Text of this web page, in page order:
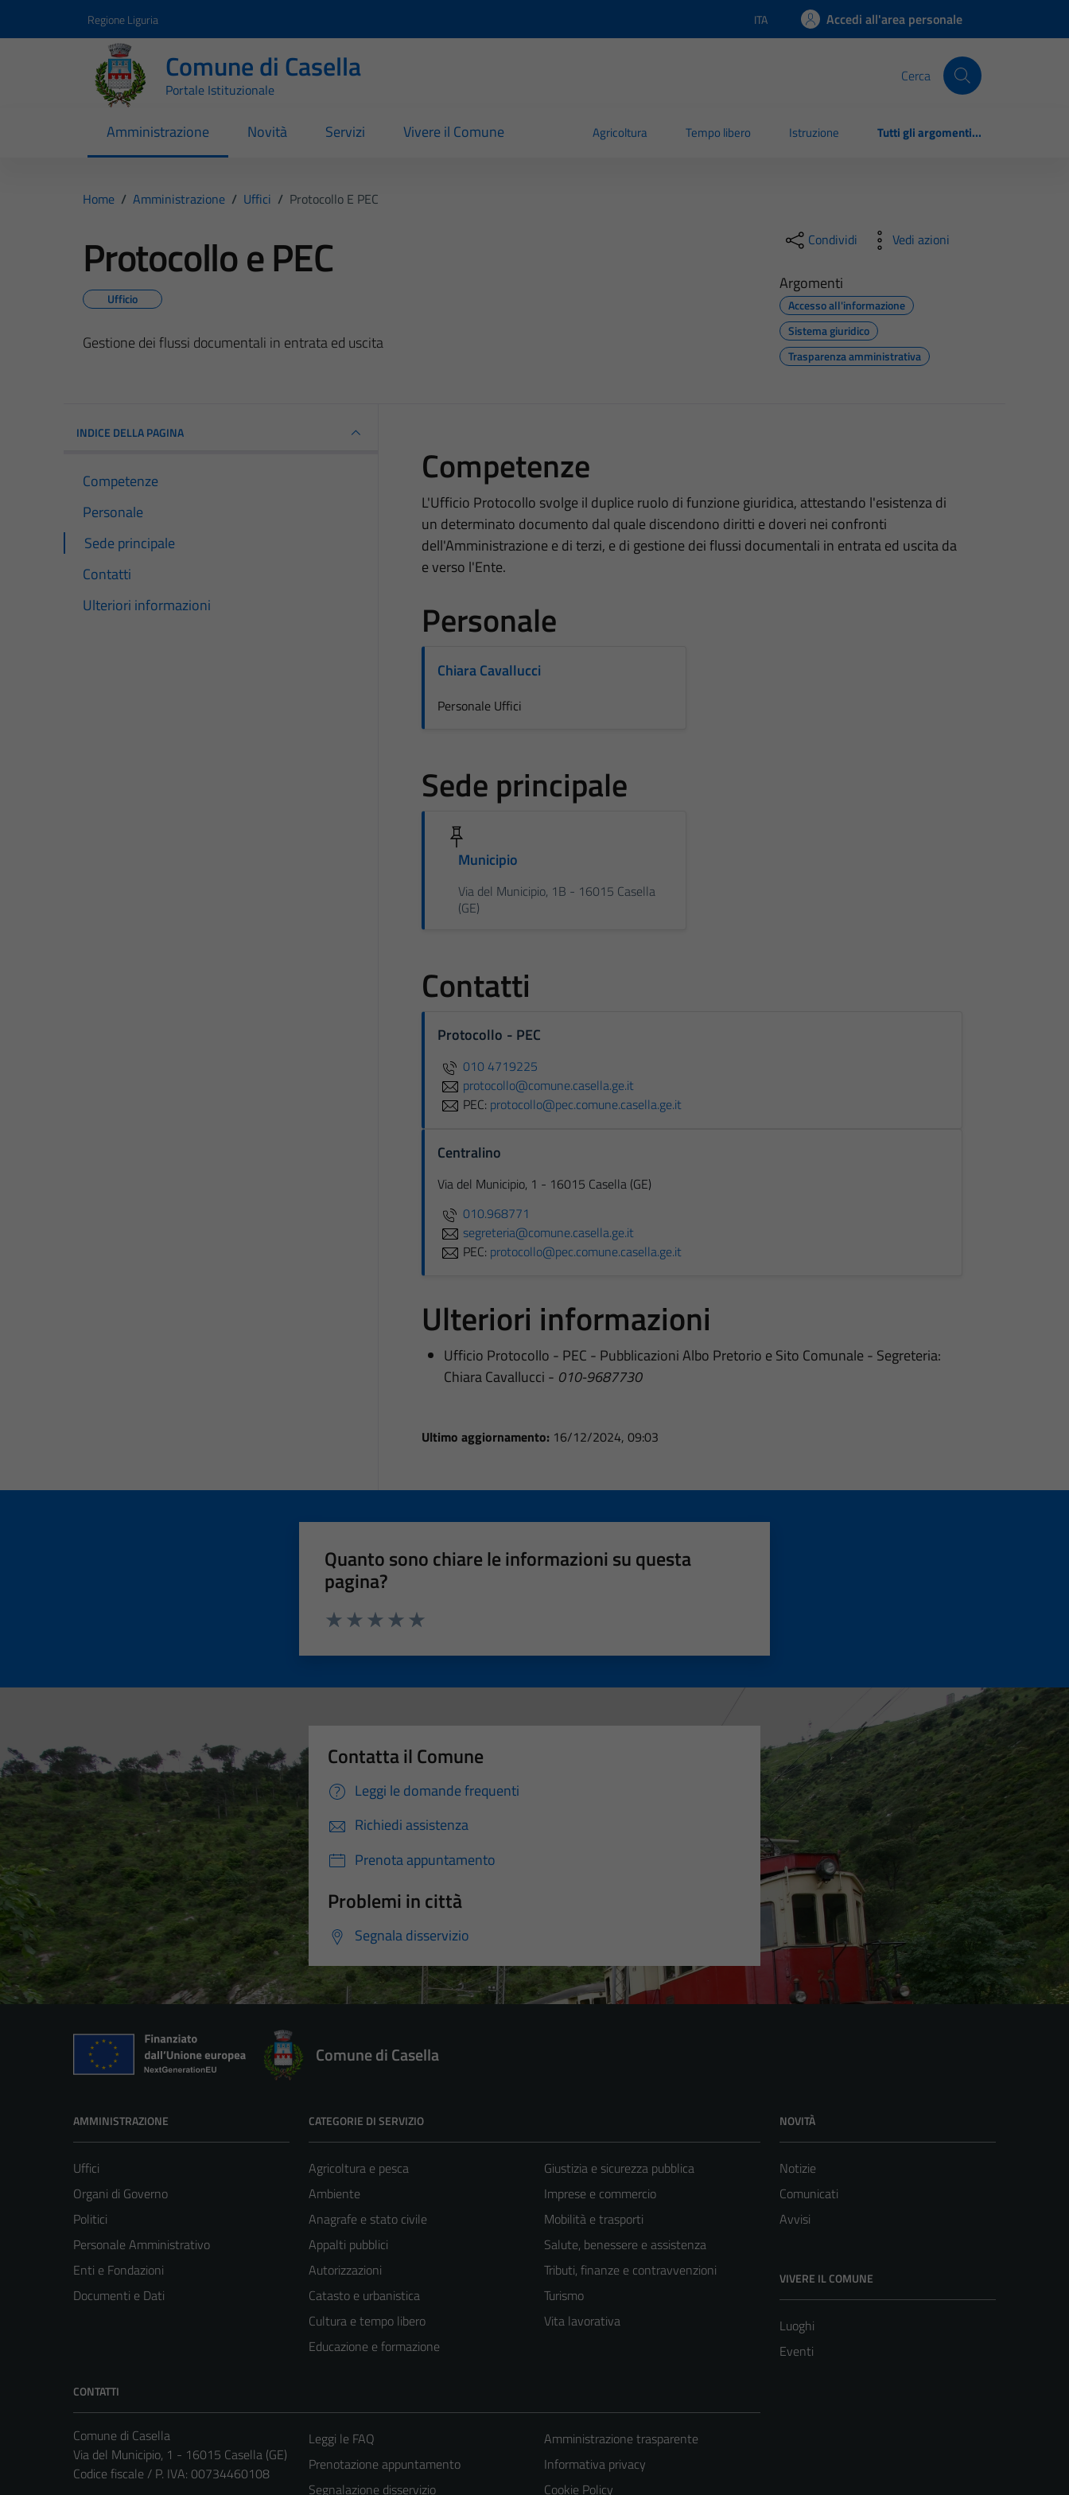
Regione Liguria Lingua attiva:
ITA Accedi all'area personale
Comune di Casella
Portale Istituzionale
Cerca
Amministrazione Novità Servizi Vivere il Comune Agricoltura Tempo libero Istruzione Tutti gli argomenti...
Home / Amministrazione / Uffici / Protocollo E PEC
Protocollo e PEC
Ufficio
Gestione dei flussi documentali in entrata ed uscita
Condividi Vedi azioni
Argomenti
Accesso all'informazione
Sistema giuridico
Trasparenza amministrativa
INDICE DELLA PAGINA
Competenze
Personale
Sede principale
Contatti
Ulteriori informazioni
Competenze
L'Ufficio Protocollo svolge il duplice ruolo di funzione giuridica, attestando l'esistenza di
un determinato documento dal quale discendono diritti e doveri nei confronti
dell'Amministrazione e di terzi, e di gestione dei flussi documentali in entrata ed uscita da
e verso l'Ente.
Personale
Chiara Cavallucci
Personale Uffici
Sede principale
Municipio
Via del Municipio, 1B - 16015 Casella
(GE)
Contatti
Protocollo - PEC
010 4719225
protocollo@comune.casella.ge.it
PEC: protocollo@pec.comune.casella.ge.it
Centralino
Via del Municipio, 1 - 16015 Casella (GE)
010.968771
segreteria@comune.casella.ge.it
PEC: protocollo@pec.comune.casella.ge.it
Ulteriori informazioni
Ufficio Protocollo - PEC - Pubblicazioni Albo Pretorio e Sito Comunale - Segreteria:
Chiara Cavallucci - 010-9687730
Ultimo aggiornamento: 16/12/2024, 09:03
Quanto sono chiare le informazioni su questa
pagina?
Contatta il Comune
Leggi le domande frequenti
Richiedi assistenza
Prenota appuntamento
Problemi in città
Segnala disservizio
Comune di Casella
AMMINISTRAZIONE
Uffici
Organi di Governo
Politici
Personale Amministrativo
Enti e Fondazioni
Documenti e Dati
CATEGORIE DI SERVIZIO
Agricoltura e pesca
Ambiente
Anagrafe e stato civile
Appalti pubblici
Autorizzazioni
Catasto e urbanistica
Cultura e tempo libero
Educazione e formazione
Giustizia e sicurezza pubblica
Imprese e commercio
Mobilità e trasporti
Salute, benessere e assistenza
Tributi, finanze e contravvenzioni
Turismo
Vita lavorativa
NOVITÀ
Notizie
Comunicati
Avvisi
VIVERE IL COMUNE
Luoghi
Eventi
CONTATTI
Comune di Casella
Via del Municipio, 1 - 16015 Casella (GE)
Codice fiscale / P. IVA: 00734460108
Leggi le FAQ
Prenotazione appuntamento
Segnalazione disservizio
Amministrazione trasparente
Informativa privacy
Cookie Policy